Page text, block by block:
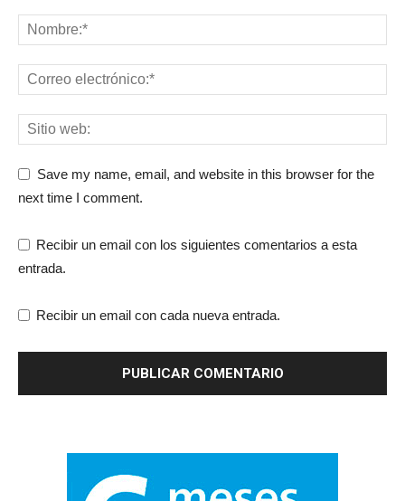
Save my name, email, and website in this browser for the
next time I comment.
Recibir un email con los siguientes comentarios a esta
entrada.
Recibir un email con cada nueva entrada.